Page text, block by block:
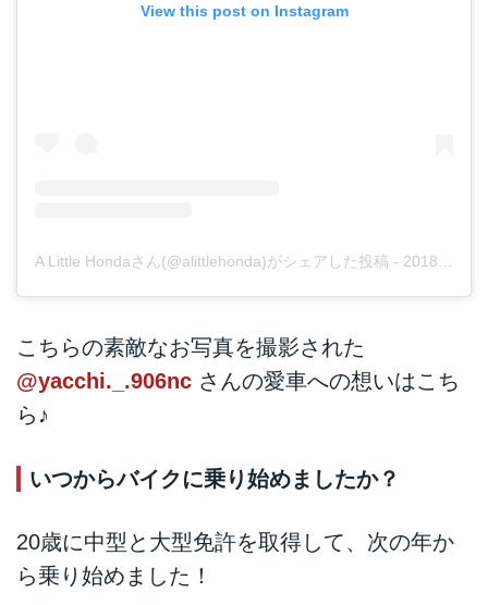
View this post on Instagram
A Little Hondaさん(@alittlehonda)がシェアした投稿 - 2018年12月月25日午前1時01分PST
こちらの素敵なお写真を撮影された
@yacchi._.906nc さんの愛車への想いはこち
ら♪
いつからバイクに乗り始めましたか？
20歳に中型と大型免許を取得して、次の年か
ら乗り始めました！